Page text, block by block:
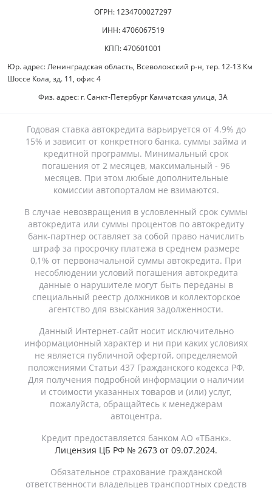
ОГРН: 1234700027297
ИНН: 4706067519
КПП: 470601001
Юр. адрес: Ленинградская область, Всеволожский р-н, тер. 12-13 Км
Шоссе Кола, зд. 11, офис 4
Физ. адрес: г. Санкт-Петербург Камчатская улица, 3А
Годовая ставка автокредита варьируется от 4.9% до
15% и зависит от конкретного банка, суммы займа и
кредитной программы. Минимальный срок
погашения от 2 месяцев, максимальный - 96
месяцев. При этом любые дополнительные
комиссии автопорталом не взимаются.
В случае невозвращения в условленный срок суммы
автокредита или суммы процентов по автокредиту
банк-партнер оставляет за собой право начислить
штраф за просрочку платежа в среднем размере
0,1% от первоначальной суммы автокредита. При
несоблюдении условий погашения автокредита
данные о нарушителе могут быть переданы в
специальный реестр должников и коллекторское
агентство для взыскания задолженности.
Данный Интернет-сайт носит исключительно
информационный характер и ни при каких условиях
не является публичной офертой, определяемой
положениями Статьи 437 Гражданского кодекса РФ.
Для получения подробной информации о наличии
и стоимости указанных товаров и (или) услуг,
пожалуйста, обращайтесь к менеджерам
автоцентра.
Кредит предоставляется банком АО «ТБанк».
Лицензия ЦБ РФ № 2673 от 09.07.2024.
Обязательное страхование гражданской
ответственности владельцев транспортных средств